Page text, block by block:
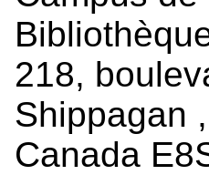
218,
Shippagan
Canada